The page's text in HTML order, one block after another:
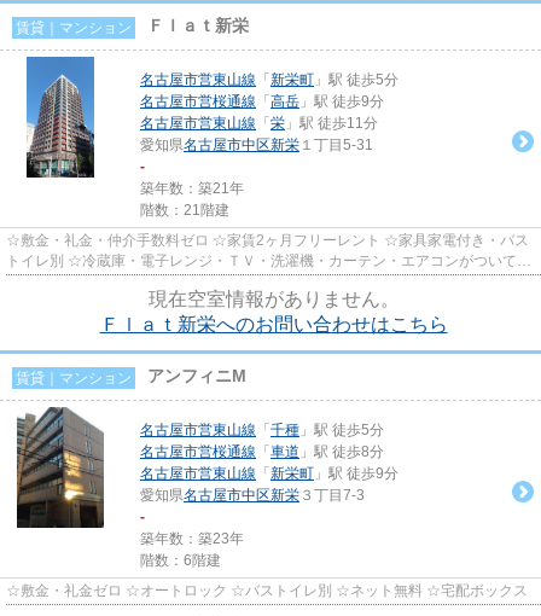
賃貸｜マンション Ｆｌａｔ新栄
名古屋市営東山線 「 新栄町 」駅 徒歩5分
名古屋市営桜通線 「 高岳 」駅 徒歩9分
名古屋市営東山線 「 栄 」駅 徒歩11分
愛知県名古屋市中区新栄 １丁目5-31
-
築年数：築21年
階数：21階建
☆敷金・礼金・仲介手数料ゼロ ☆家賃2ヶ月フリーレント ☆家具家電付き・バス
トイレ別 ☆冷蔵庫・電子レンジ・ＴＶ・洗濯機・カーテン・エアコンがついてい
現在空室情報がありません。
Ｆｌａｔ新栄へのお問い合わせはこちら
賃貸｜マンション アンフィニM
名古屋市営東山線 「 千種 」駅 徒歩5分
名古屋市営桜通線 「 車道 」駅 徒歩8分
名古屋市営東山線 「 新栄町 」駅 徒歩9分
愛知県名古屋市中区新栄 ３丁目7-3
-
築年数：築23年
階数：6階建
☆敷金・礼金ゼロ ☆オートロック ☆バストイレ別 ☆ネット無料 ☆宅配ボックス